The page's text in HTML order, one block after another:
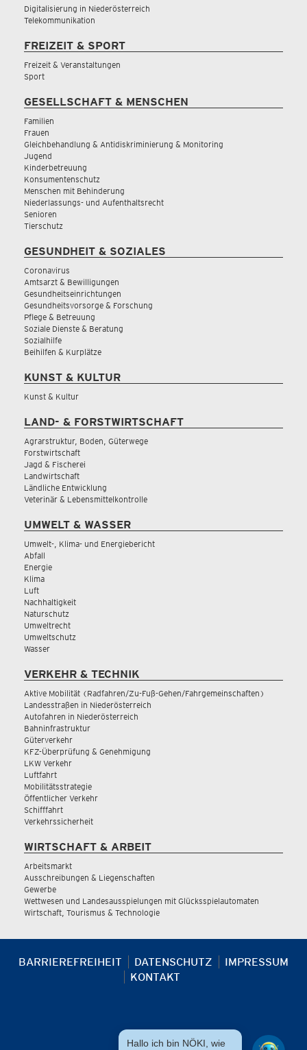
Digitalisierung in Niederösterreich
Telekommunikation
FREIZEIT & SPORT
Freizeit & Veranstaltungen
Sport
GESELLSCHAFT & MENSCHEN
Familien
Frauen
Gleichbehandlung & Antidiskriminierung & Monitoring
Jugend
Kinderbetreuung
Konsumentenschutz
Menschen mit Behinderung
Niederlassungs- und Aufenthaltsrecht
Senioren
Tierschutz
GESUNDHEIT & SOZIALES
Coronavirus
Amtsarzt & Bewilligungen
Gesundheitseinrichtungen
Gesundheitsvorsorge & Forschung
Pflege & Betreuung
Soziale Dienste & Beratung
Sozialhilfe
Beihilfen & Kurplätze
KUNST & KULTUR
Kunst & Kultur
LAND- & FORSTWIRTSCHAFT
Agrarstruktur, Boden, Güterwege
Forstwirtschaft
Jagd & Fischerei
Landwirtschaft
Ländliche Entwicklung
Veterinär & Lebensmittelkontrolle
UMWELT & WASSER
Umwelt-, Klima- und Energiebericht
Abfall
Energie
Klima
Luft
Nachhaltigkeit
Naturschutz
Umweltrecht
Umweltschutz
Wasser
VERKEHR & TECHNIK
Aktive Mobilität (Radfahren/Zu-Fuß-Gehen/Fahrgemeinschaften)
Landesstraßen in Niederösterreich
Autofahren in Niederösterreich
Bahninfrastruktur
Güterverkehr
KFZ-Überprüfung & Genehmigung
LKW Verkehr
Luftfahrt
Mobilitätsstrategie
Öffentlicher Verkehr
Schifffahrt
Verkehrssicherheit
WIRTSCHAFT & ARBEIT
Arbeitsmarkt
Ausschreibungen & Liegenschaften
Gewerbe
Wettwesen und Landesausspielungen mit Glücksspielautomaten
Wirtschaft, Tourismus & Technologie
BARRIEREFREIHEIT DATENSCHUTZ
IMPRESSUM
KONTAKT
Hallo ich bin NÖKI, wie